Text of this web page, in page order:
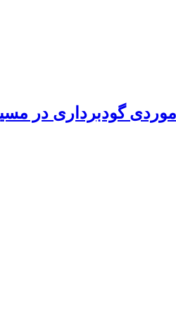
گودبرداری در مسیر